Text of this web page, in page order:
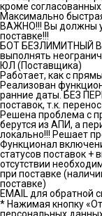
кроме
Максимально
ВАЖНО!!! Вы должны
поставке!!!
БОТ БЕЗЛИМИТНЫЙ
выполнять
ЮЛ (Поставщика)
Работает, как с
Реализован
ранние даты. БЕЗ
поставок, т.к.
Решена проблема с
берутся из АПИ, а
локально!!! Решает
Функционал
статусов поставок
отсутствии
при поставке
поставке)
EMAIL для обратной
* Нажимая кнопку
персональных